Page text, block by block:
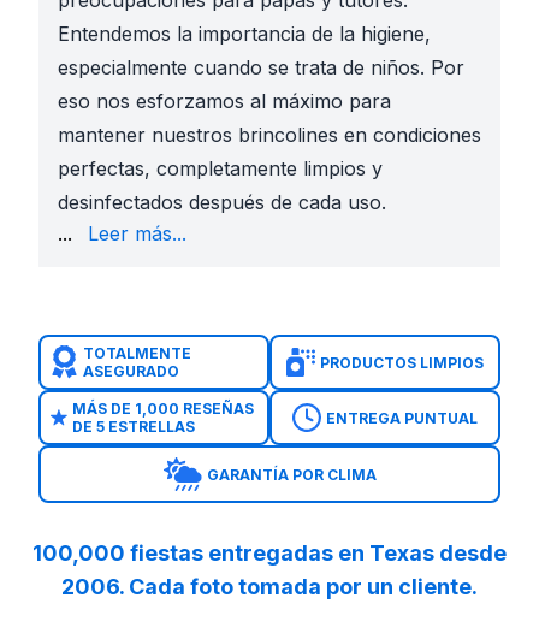
Entendemos la importancia de la higiene,
especialmente cuando se trata de niños. Por
eso nos esforzamos al máximo para
mantener nuestros brincolines en condiciones
perfectas, completamente limpios y
desinfectados después de cada uso.
puntualidad es clave para un evento exitoso. En
... Leer más...
TOTALMENTE
ASEGURADO
PRODUCTOS LIMPIOS
MÁS DE 1,000 RESEÑAS
DE 5 ESTRELLAS
ENTREGA PUNTUAL
GARANTÍA POR CLIMA
100,000 fiestas entregadas en Texas desde
2006. Cada foto tomada por un cliente.